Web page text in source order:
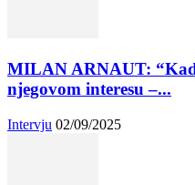
MILAN ARNAUT:
njegovom interesu –...
Intervju 02/09/2025